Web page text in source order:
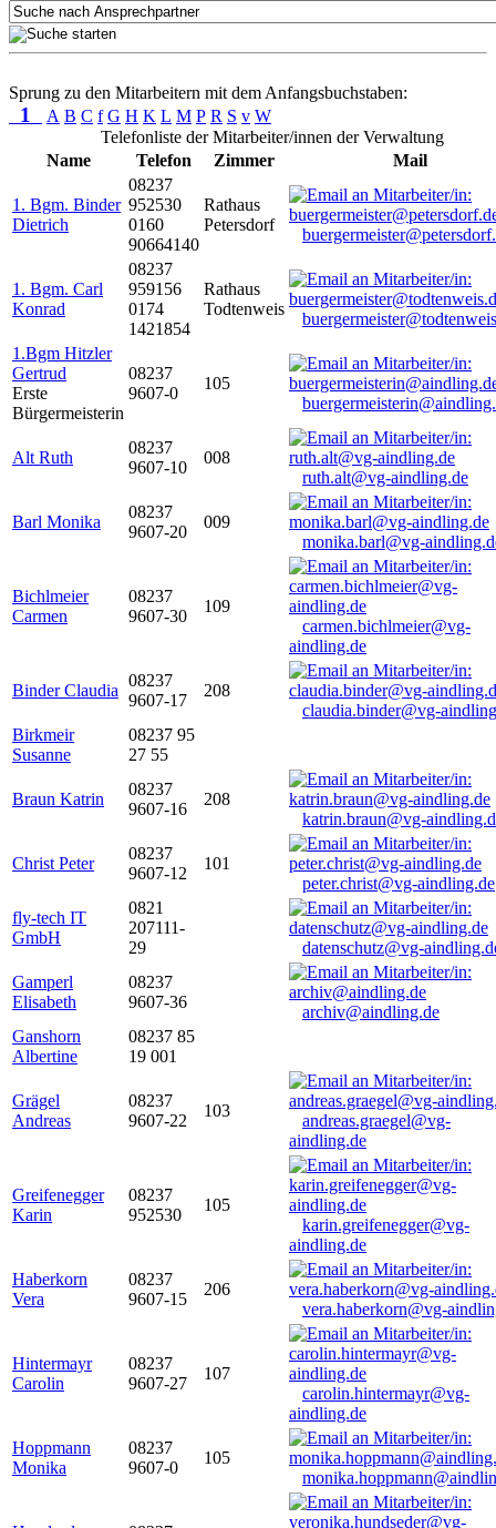
Sprung zu den Mitarbeitern mit dem Anfangsbuchstaben:
1 A B C f G H K L M P R S v W
Telefonliste der Mitarbeiter/innen der Verwaltung
Name
Telefon Zimmer Mail
1. Bgm. Binder
Dietrich
08237
952530
0160
90664140
Rathaus
Petersdorf
1. Bgm. Carl
Konrad
08237
959156
0174
1421854
Rathaus
Todtenweis
1.Bgm Hitzler
Gertrud
Erste
Bürgermeisterin
08237
9607-0
105
Alt Ruth
08237
9607-10
008
ruth.alt@vg-aindling.de
Barl Monika
08237
9607-20
009
monika.barl@vg-
Bichlmeier
Carmen
08237
9607-30
109
carmen.bichlmeier@vg-
aindling.de
Binder Claudia
08237
9607-17
208
claudia.binder@vg-
Birkmeir
Susanne
08237 95
27 55
Braun Katrin
08237
9607-16
208
katrin.braun@vg-
Christ Peter
08237
9607-12
101
peter.christ@vg-aindling.de
fly-tech IT
GmbH
0821
207111-
29
datenschutz@vg-
Gamperl
Elisabeth
08237
9607-36
archiv@aindling.de
Ganshorn
Albertine
08237 85
19 001
Grägel
Andreas
08237
9607-22
103
andreas.graegel@vg-
aindling.de
Greifenegger
Karin
08237
952530
105
karin.greifenegger@vg-
aindling.de
Haberkorn
Vera
08237
9607-15
206
vera.haberkorn@vg-
Hintermayr
Carolin
08237
9607-27
107
carolin.hintermayr@vg-
aindling.de
Hoppmann
Monika
08237
9607-0
105